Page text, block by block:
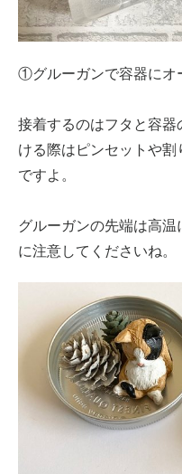
①グルーガンで容器にオ
接着するのはフタと容
ける際はピンセットや
ですよ。
グルーガンの先端は高
に注意してくださいね。